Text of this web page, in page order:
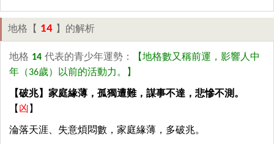
地格【 14 】的解析
地格 14 代表的青少年運勢：
【地格數又稱前運，影響人中
年（36歲）以前的活動力。】
【破兆】家庭緣薄，孤獨遭難，謀事不達，悲慘不測。
【 凶 】
淪落天涯、失意煩悶數，家庭緣薄，多破兆。